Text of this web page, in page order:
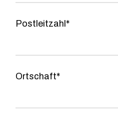
Postleitzahl*
Ortschaft*